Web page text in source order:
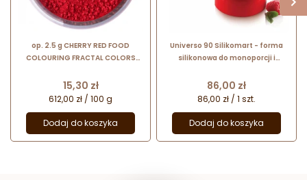
op. 2.5 g CHERRY RED FOOD
COLOURING FRACTAL COLORS
wiśniowy
Cena
15,30 zł
612,00 zł / 100 g
Dodaj do koszyka
Universo 90 Silikomart - forma
silikonowa do monoporcji i
poj. 90 ml x 6 porcji
Cena
86,00 zł
86,00 zł / 1 szt.
Dodaj do koszyka